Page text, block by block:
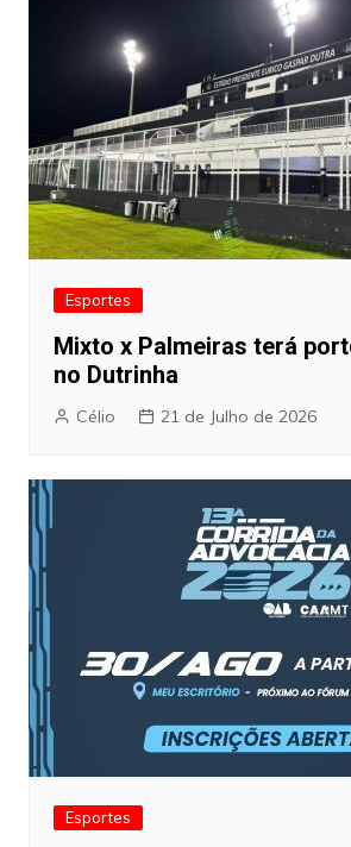
Esportes
Mixto x Palmeiras terá
no Dutrinha
Célio 21 de Julho de 2026
Esportes